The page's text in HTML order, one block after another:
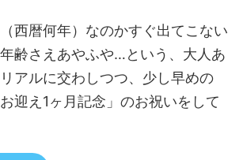
西暦何年）なのかすぐ出てこない
齢さえあやふや…という、大人あ
アルに交わしつつ、少し早めの
迎え1ヶ月記念」のお祝いをして